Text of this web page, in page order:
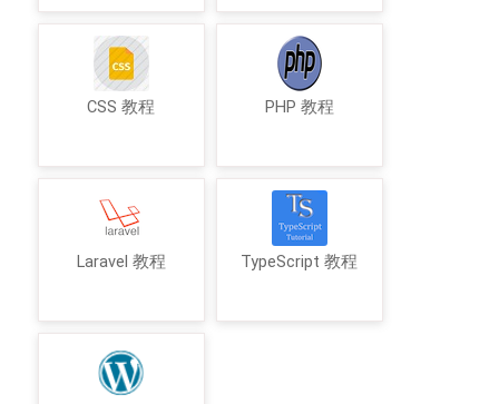
CSS 教程 PHP 教程
Laravel 教程 TypeScript 教程